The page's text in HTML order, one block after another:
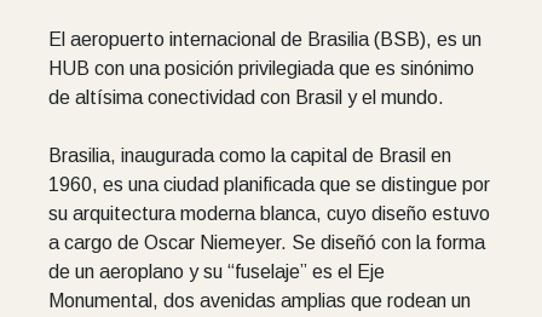
El aeropuerto internacional de Brasilia (BSB), es un
HUB con una posición privilegiada que es sinónimo
de altísima conectividad con Brasil y el mundo.
Brasilia, inaugurada como la capital de Brasil en
1960, es una ciudad planificada que se distingue por
su arquitectura moderna blanca, cuyo diseño estuvo
a cargo de Oscar Niemeyer. Se diseñó con la forma
de un aeroplano y su “fuselaje” es el Eje
Monumental, dos avenidas amplias que rodean un